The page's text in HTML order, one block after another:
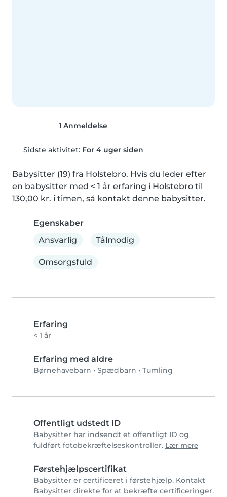
1 Anmeldelse
Sidste aktivitet: For 4 uger siden
Babysitter (19) fra Holstebro. Hvis du leder efter
en babysitter med < 1 år erfaring i Holstebro til
130,00 kr. i timen, så kontakt denne babysitter.
Egenskaber
Ansvarlig
Tålmodig
Omsorgsfuld
Erfaring
< 1 år
Erfaring med aldre
Børnehavebarn • Spædbarn • Tumling
Offentligt udstedt ID
Babysitter har indsendt et offentligt ID og
fuldført fotobekræftelseskontroller. Lær mere
Førstehjælpscertifikat
Babysitter er certificeret i førstehjælp. Kontakt
Babysitter direkte for at bekræfte certificeringer.